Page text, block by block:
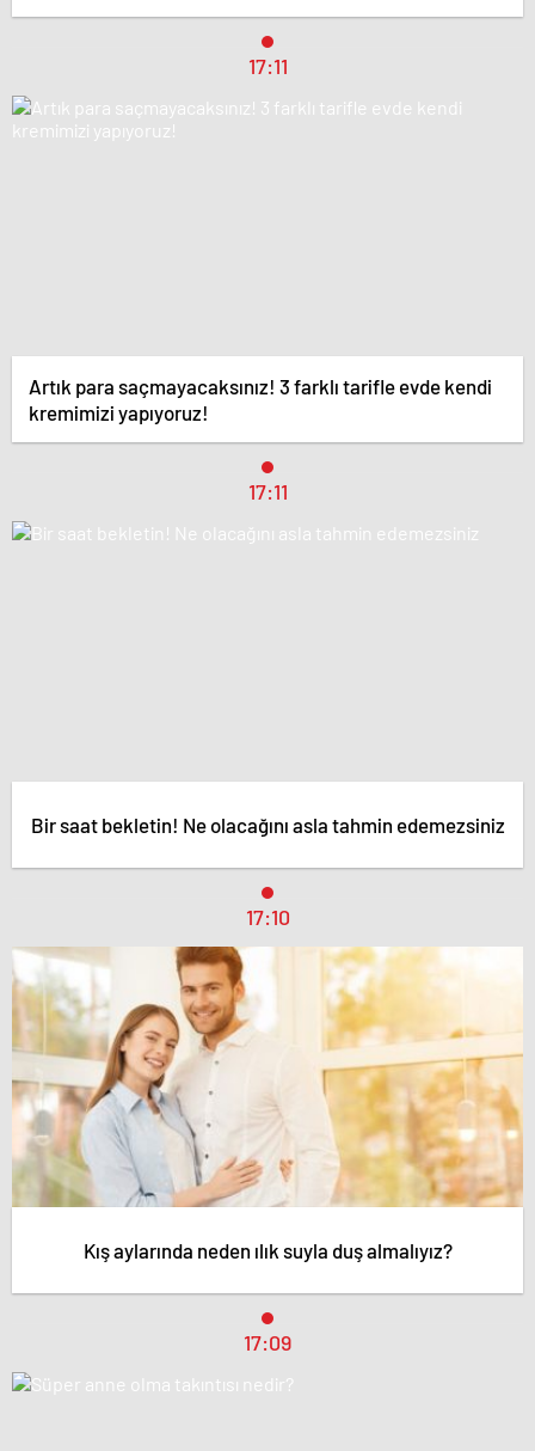
17:11
Artık para saçmayacaksınız! 3 farklı tarifle evde kendi
kremimizi yapıyoruz!
17:11
Bir saat bekletin! Ne olacağını asla tahmin edemezsiniz
17:10
Kış aylarında neden ılık suyla duş almalıyız?
17:09